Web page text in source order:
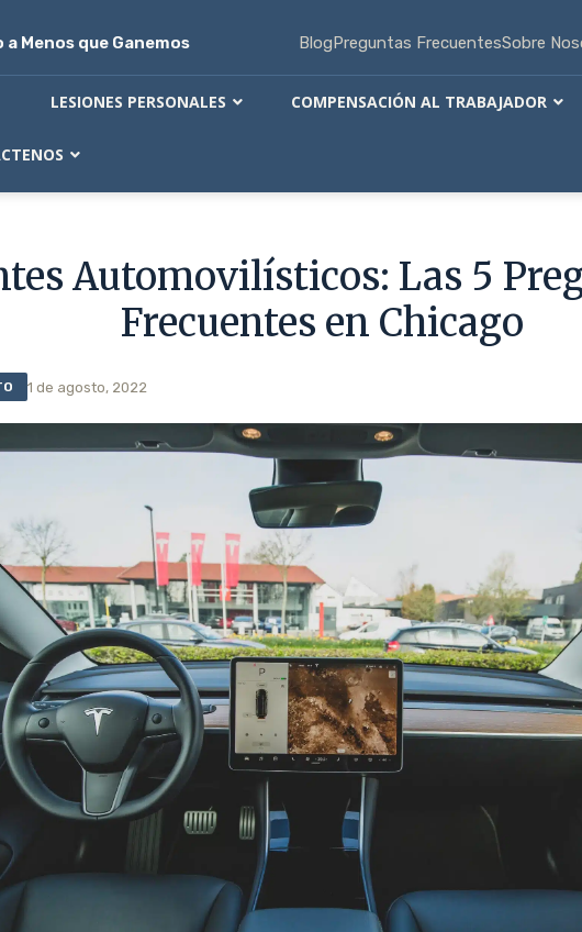
a Menos que Ganemos BlogPreguntas FrecuentesSobre
LESIONES PERSONALES COMPENSACIÓN AL TRABAJADOR
Automovilísticos: Las 5
Frecuentes en Chicago
1 de agosto, 2022